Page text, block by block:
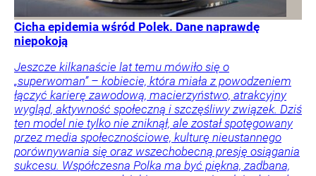
Cicha epidemia wśród Polek. Dane naprawdę
niepokoją
Jeszcze kilkanaście lat temu mówiło się o
„superwoman” – kobiecie, która miała z powodzeniem
łączyć karierę zawodową, macierzyństwo, atrakcyjny
wygląd, aktywność społeczną i szczęśliwy związek. Dziś
ten model nie tylko nie zniknął, ale został spotęgowany
przez media społecznościowe, kulturę nieustannego
porównywania się oraz wszechobecną presję osiągania
sukcesu. Współczesna Polka ma być piękna, zadbana,